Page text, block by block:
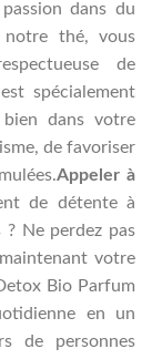
dans du
notre thé, vous
de
spécialement
dans votre
de favoriser
Appeler à
de détente à
Ne perdez pas
votre
Bio Parfum
en un
de personnes